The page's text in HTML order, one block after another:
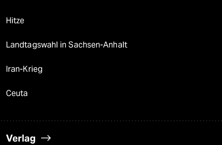
Hitze
Landtagswahl in Sachsen-Anhalt
Iran-Krieg
Ceuta
Verlag